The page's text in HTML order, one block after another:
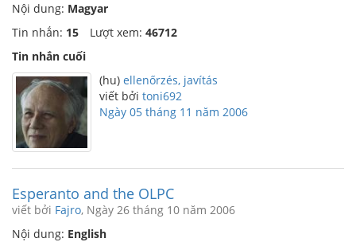
Nội dung: Magyar
Tin nhắn: 15 Lượt xem: 46712
Tin nhắn cuối
(hu) ellenőrzés, javítás
viết bởi toni692
Ngày 05 tháng 11 năm 2006
Esperanto and the OLPC
viết bởi Fajro, Ngày 26 tháng 10 năm 2006
Nội dung: English